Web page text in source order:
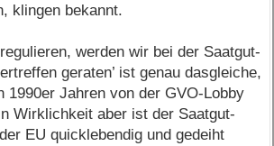
klingen bekannt.
werden wir bei der Saatgut-
geraten’ ist genau dasgleiche,
1990er Jahren von der GVO-Lobby
Wirklichkeit aber ist der Saatgut-
EU quicklebendig und gedeiht